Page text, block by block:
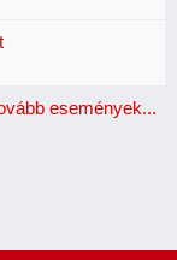
események...